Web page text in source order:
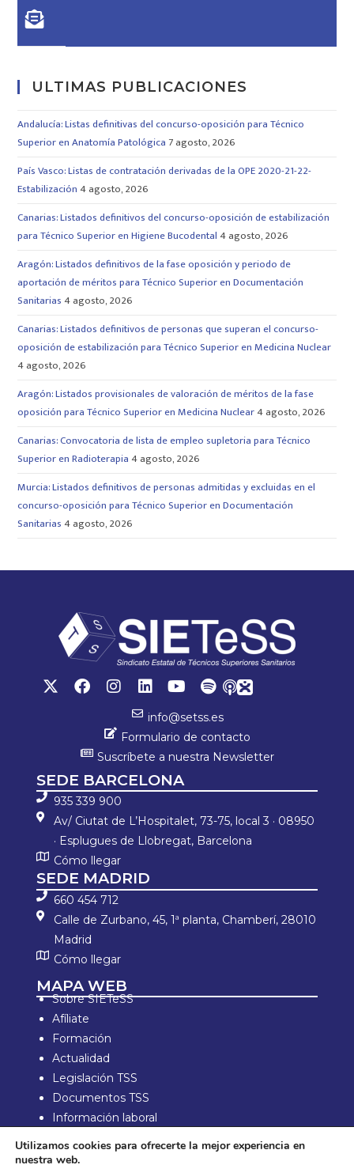
ULTIMAS PUBLICACIONES
Andalucía: Listas definitivas del concurso-oposición para Técnico
Superior en Anatomía Patológica 7 agosto, 2026
País Vasco: Listas de contratación derivadas de la OPE 2020-21-22-
Estabilización 4 agosto, 2026
Canarias: Listados definitivos del concurso-oposición de estabilización
para Técnico Superior en Higiene Bucodental 4 agosto, 2026
Aragón: Listados definitivos de la fase oposición y periodo de
aportación de méritos para Técnico Superior en Documentación
Sanitarias 4 agosto, 2026
Canarias: Listados definitivos de personas que superan el concurso-
oposición de estabilización para Técnico Superior en Medicina Nuclear
4 agosto, 2026
Aragón: Listados provisionales de valoración de méritos de la fase
oposición para Técnico Superior en Medicina Nuclear4 agosto, 2026
Canarias: Convocatoria de lista de empleo supletoria para Técnico
Superior en Radioterapia 4 agosto, 2026
Murcia: Listados definitivos de personas admitidas y excluidas en el
concurso-oposición para Técnico Superior en Documentación
Sanitarias 4 agosto, 2026
info@setss.es
Formulario de contacto
Suscríbete a nuestra Newsletter
SEDE BARCELONA
935 339 900
Av/ Ciutat de L’Hospitalet, 73-75, local 3 · 08950
· Esplugues de Llobregat, Barcelona
Cómo llegar
SEDE MADRID
660 454 712
Calle de Zurbano, 45, 1ª planta, Chamberí, 28010
Madrid
Cómo llegar
MAPA WEB
Sobre SIETeSS
Afíliate
Formación
Actualidad
Legislación TSS
Documentos TSS
Información laboral
Aviso Legal y política de privacidad
Utilizamos cookies para ofrecerte la mejor experiencia en
nuestra web.